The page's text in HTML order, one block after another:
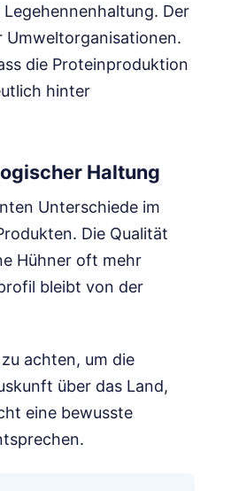
Der
Umweltorganisationen.
die Proteinproduktion
hinter
Haltung
Unterschiede im
Die Qualität
Hühner oft mehr
bleibt von der
achten, um die
über das Land,
eine bewusste